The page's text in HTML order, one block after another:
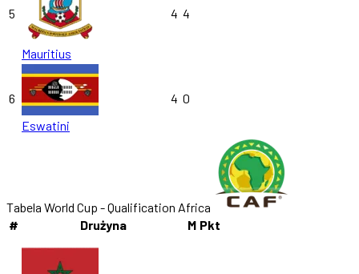
5
Mauritius
4 4
6
Eswatini
4 0
Tabela World Cup - Qualification Africa
#
Drużyna M Pkt